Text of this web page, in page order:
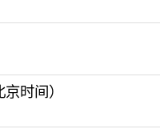
时间）